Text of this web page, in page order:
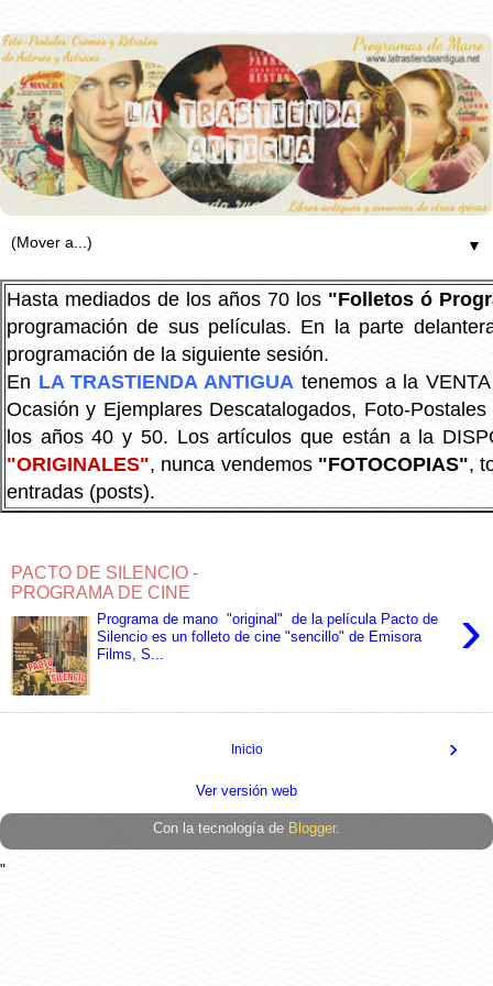
▼
Hasta mediados de los años 70 los "Folletos ó
programación de sus películas. En la parte
programación de la siguiente sesión.
En LA TRASTIENDA ANTIGUA tenemos a la
Ocasión y Ejemplares Descatalogados, Foto-
los años 40 y 50. Los artículos que están a la
"ORIGINALES", nunca vendemos "FOTOCOPIAS",
entradas (posts).
PACTO DE SILENCIO -
PROGRAMA DE CINE
›
Programa de mano "original" de la película Pacto de
Silencio es un folleto de cine "sencillo" de Emisora
Films, S...
›
Inicio
Ver versión web
Con la tecnología de Blogger.
"